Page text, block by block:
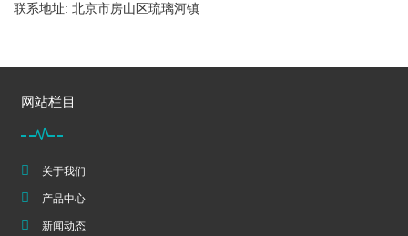
联系地址: 北京市房山区琉璃河镇
网站栏目
关于我们
产品中心
新闻动态